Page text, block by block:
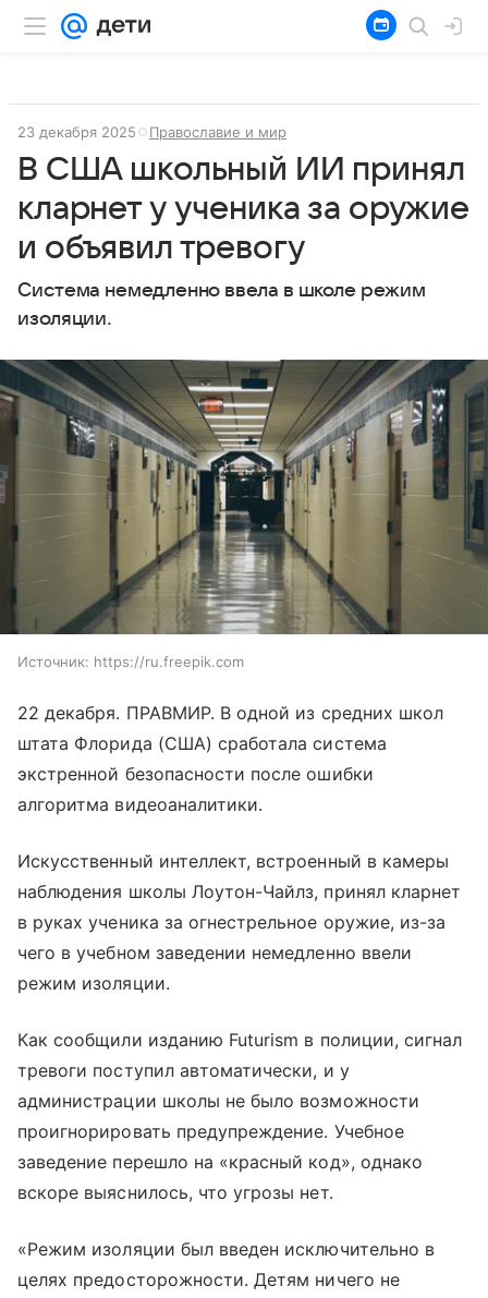
23 декабря 2025 Православие и мир
В США школьный ИИ принял
кларнет у ученика за оружие
и объявил тревогу
Система немедленно ввела в школе режим
изоляции.
Источник: https://ru.freepik.com
22 декабря. ПРАВМИР. В одной из средних школ
штата Флорида (США) сработала система
экстренной безопасности после ошибки
алгоритма видеоаналитики.
Искусственный интеллект, встроенный в камеры
наблюдения школы Лоутон-Чайлз, принял кларнет
в руках ученика за огнестрельное оружие, из-за
чего в учебном заведении немедленно ввели
режим изоляции.
Как сообщили изданию Futurism в полиции, сигнал
тревоги поступил автоматически, и у
администрации школы не было возможности
проигнорировать предупреждение. Учебное
заведение перешло на «красный код», однако
вскоре выяснилось, что угрозы нет.
«Режим изоляции был введен исключительно в
целях предосторожности. Детям ничего не